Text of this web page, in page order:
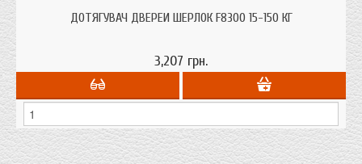
якості морозостійкийДОТЯГУВАЧ ДВЕРЕЙ ШЕРЛОК F8300 15-150 КГ
3,207 грн.